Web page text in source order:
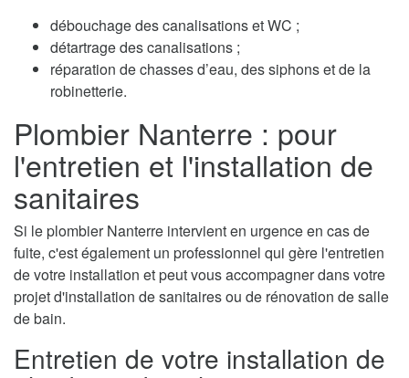
débouchage des canalisations et WC ;
détartrage des canalisations ;
réparation de chasses d’eau, des siphons et de la
robinetterie.
Plombier Nanterre : pour
l'entretien et l'installation de
sanitaires
Si le plombier Nanterre intervient en urgence en cas de
fuite, c'est également un professionnel qui gère l'entretien
de votre installation et peut vous accompagner dans votre
projet d'installation de sanitaires ou de rénovation de salle
de bain.
Entretien de votre installation de